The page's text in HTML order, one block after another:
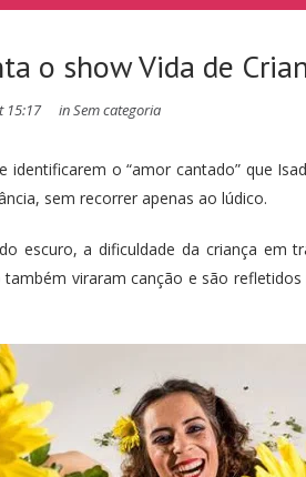
o show Vida de
15:17 inSem categoria
o “amor cantado” que
sem recorrer apenas ao lúdico.
escuro, a dificuldade da criança em
viraram canção e são